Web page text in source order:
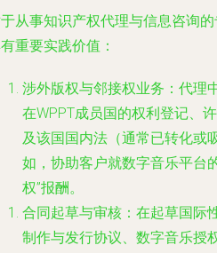
从事知识产权代理与信息咨询
重要实践价值：
涉外版权与邻接权业务 ：代理
在WPPT成员国的权利登记、
及该国国内法（通常已转化或
如，协助客户就数字音乐平台
权”报酬。
合同起草与审核 ：在起草国际
制作与发行协议、数字音乐授